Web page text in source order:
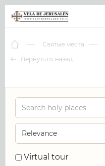
Виртуальные туры
Вернуться назад
Святые места
Virtual tour